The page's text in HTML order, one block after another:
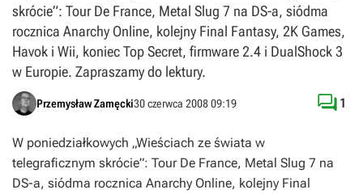
skrócie”: Tour De France, Metal Slug 7 na DS-a, siódma
rocznica Anarchy Online, kolejny Final Fantasy, 2K Games,
Havok i Wii, koniec Top Secret, firmware 2.4 i DualShock 3
w Europie. Zapraszamy do lektury.
Przemysław Zamęcki30 czerwca 2008 09:19  1
W poniedziałkowych „Wieściach ze świata w
telegraficznym skrócie”: Tour De France, Metal Slug 7 na
DS-a, siódma rocznica Anarchy Online, kolejny Final